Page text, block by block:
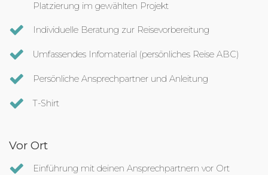
Platzierung im gewählten Projekt
Individuelle Beratung zur Reisevorbereitung
Umfassendes Infomaterial (persönliches Reise ABC)
Persönliche Ansprechpartner und Anleitung
T-Shirt
Vor Ort
Einführung mit deinen Ansprechpartnern vor Ort